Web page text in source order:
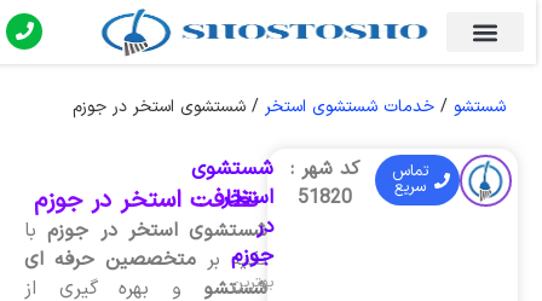
شستشو/ خدمات شستشوی استخر/ شستشوی استخر در جوزم
نظافت استخر در جوزم
شستشوی استخر در جوزمبا
تکیه بر متخصصین حرفه ای
شستشوو بهره گیری از
تماس
سریع
کد شهر :
51820
شستشوی
استخر
در
جوزم
بهترین